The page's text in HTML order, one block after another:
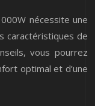
nécessite une
caractéristiques de
vous pourrez
optimal et d’une